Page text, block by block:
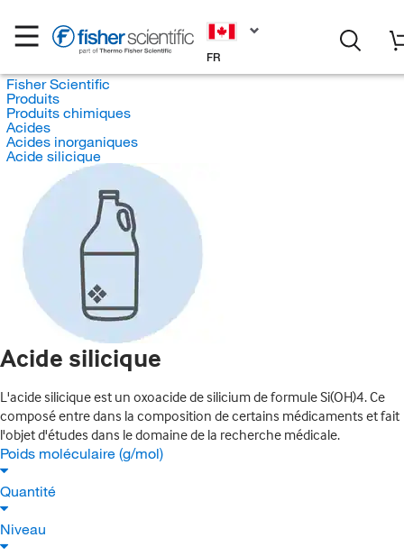
FR
Fisher Scientific
Produits
Produits chimiques
Acides
Acides inorganiques
Acide silicique
Acide silicique
L'acide silicique est un oxoacide de silicium de formule Si(OH)4. Ce
composé entre dans la composition de certains médicaments et fait
l'objet d'études dans le domaine de la recherche médicale.
Poids moléculaire (g/mol)
Quantité
Niveau